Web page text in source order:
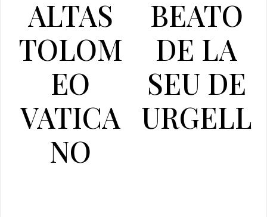
ALTAS
TOLOM
EO
VATICA
NO
BEATO
DE LA
SEU DE
URGELL